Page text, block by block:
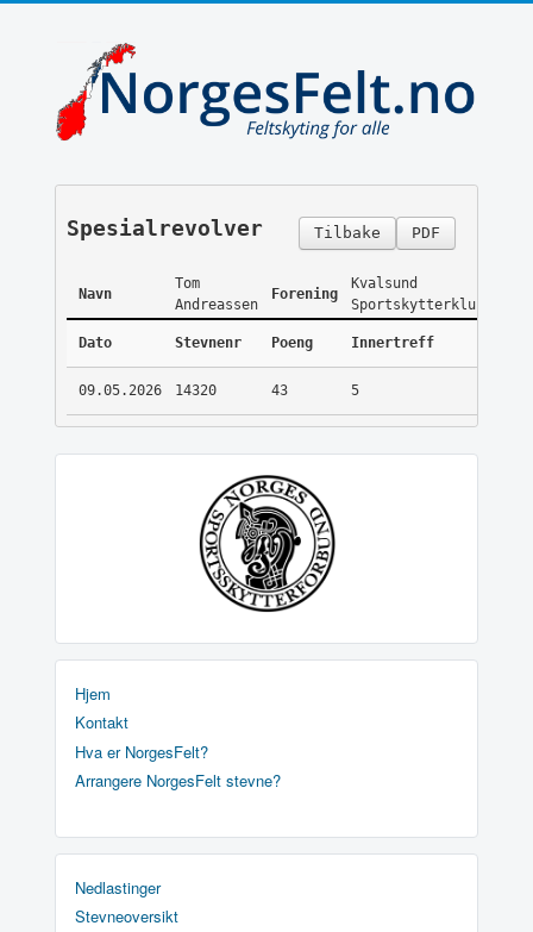
PDF
Tilbake
Spesialrevolver
Navn
Tom
Andreassen
Forening
Kvalsund
Sportskytterklubb
Dato Stevnenr Poeng Innertreff
09.05.2026 14320 43 5
Hjem
Kontakt
Hva er NorgesFelt?
Arrangere NorgesFelt stevne?
Nedlastinger
Stevneoversikt